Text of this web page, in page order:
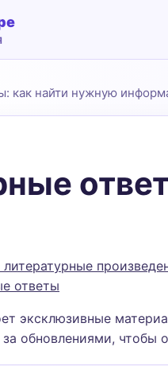
как найти нужную
ответы
эксклюзивные
обновлениями, чтобы